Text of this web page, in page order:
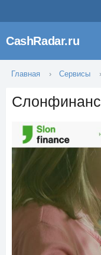
CashRadar.ru
Главная Сервисы
Слонфинанс